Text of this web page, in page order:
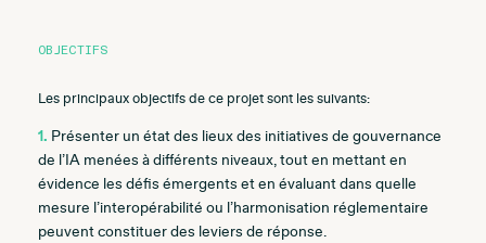
OBJECTIFS
Les principaux objectifs de ce projet sont les suivants:
1. Présenter un état des lieux des initiatives de gouvernance
de l’IA menées à différents niveaux, tout en mettant en
évidence les défis émergents et en évaluant dans quelle
mesure l’interopérabilité ou l’harmonisation réglementaire
peuvent constituer des leviers de réponse.